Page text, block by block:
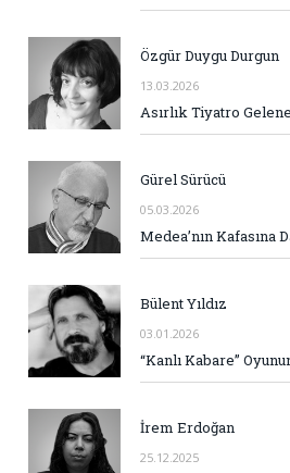
Özgür Duygu Durgun
13.03.2026
Asırlık Tiyatro
Gürel Sürücü
05.03.2026
Medea’nın Kafasına
Bülent Yıldız
03.01.2026
“Kanlı Kabare”
İrem Erdoğan
25.12.2025